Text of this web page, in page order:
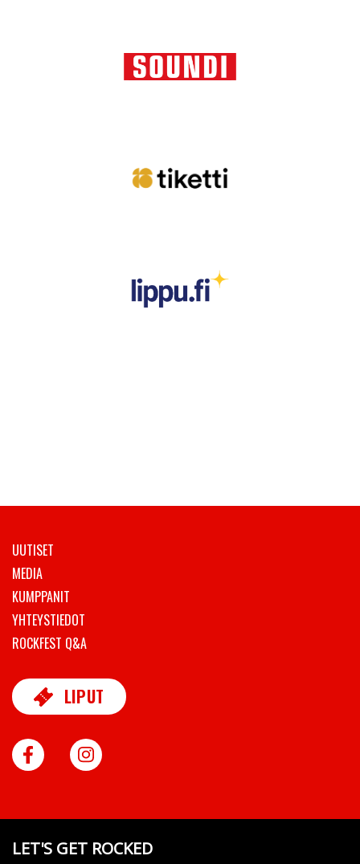
UUTISET
MEDIA
KUMPPANIT
YHTEYSTIEDOT
ROCKFEST Q&A
LIPUT
FACEBOOK INSTAGRAM
LET'S GET ROCKED